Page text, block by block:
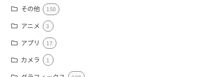
その他 150
アニメ 3
アプリ 17
カメラ 1